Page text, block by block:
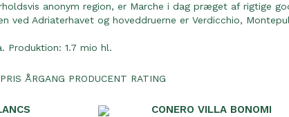
anonym region, er Marche i dag præget af rigtige
ved Adriaterhavet og hoveddruerne er Verdicchio,
Produktion: 1.7 mio hl.
PRIS ÅRGANG PRODUCENT RATING
CONERO VILLA BONOMI